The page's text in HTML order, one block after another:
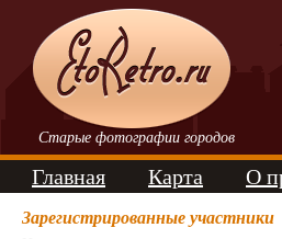
Старые фотографии городов
Главная Карта О
Зарегистрированные участники